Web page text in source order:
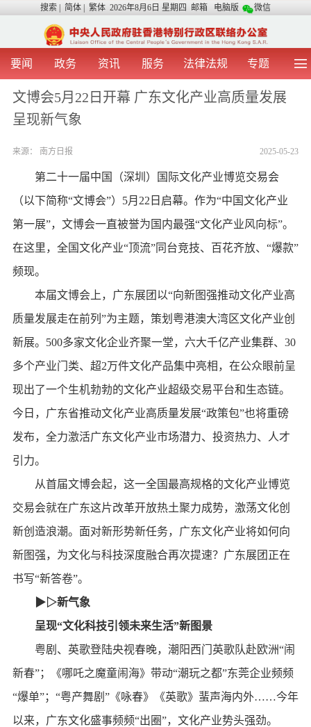
搜索 简体 繁体 2026年8月6日 星期四 邮箱 电脑版 微信
要闻 政务 资讯 服务 法律法规 专题
首 页 图 片 视 频 中央声音
我办动态
办证指引
文博会5月22日开幕 广东文化产业高质量发展
呈现新气象
2025-05-23
来源： 南方日报
第二十一届中国（深圳）国际文化产业博览交易会
（以下简称“文博会”）5月22日启幕。作为“中国文化产业
第一展”，文博会一直被誉为国内最强“文化产业风向标”。
在这里，全国文化产业“顶流”同台竞技、百花齐放、“爆款”
频现。
本届文博会上，广东展团以“向新图强推动文化产业高
质量发展走在前列”为主题，策划粤港澳大湾区文化产业创
新展。500多家文化企业齐聚一堂，六大千亿产业集群、30
多个产业门类、超2万件文化产品集中亮相，在公众眼前呈
现出了一个生机勃勃的文化产业超级交易平台和生态链。
今日，广东省推动文化产业高质量发展“政策包”也将重磅
发布，全力激活广东文化产业市场潜力、投资热力、人才
引力。
从首届文博会起，这一全国最高规格的文化产业博览
交易会就在广东这片改革开放热土聚力成势，激荡文化创
新创造浪潮。面对新形势新任务，广东文化产业将如何向
新图强，为文化与科技深度融合再次提速？广东展团正在
书写“新答卷”。
▶▷新气象
呈现“文化科技引领未来生活”新图景
粤剧、英歌登陆央视春晚，潮阳西门英歌队赴欧洲“闹
新春”；《哪吒之魔童闹海》带动“潮玩之都”东莞企业频频
“爆单”；“粤产舞剧”《咏春》《英歌》蜚声海内外……今年
以来，广东文化盛事频频“出圈”，文化产业势头强劲。